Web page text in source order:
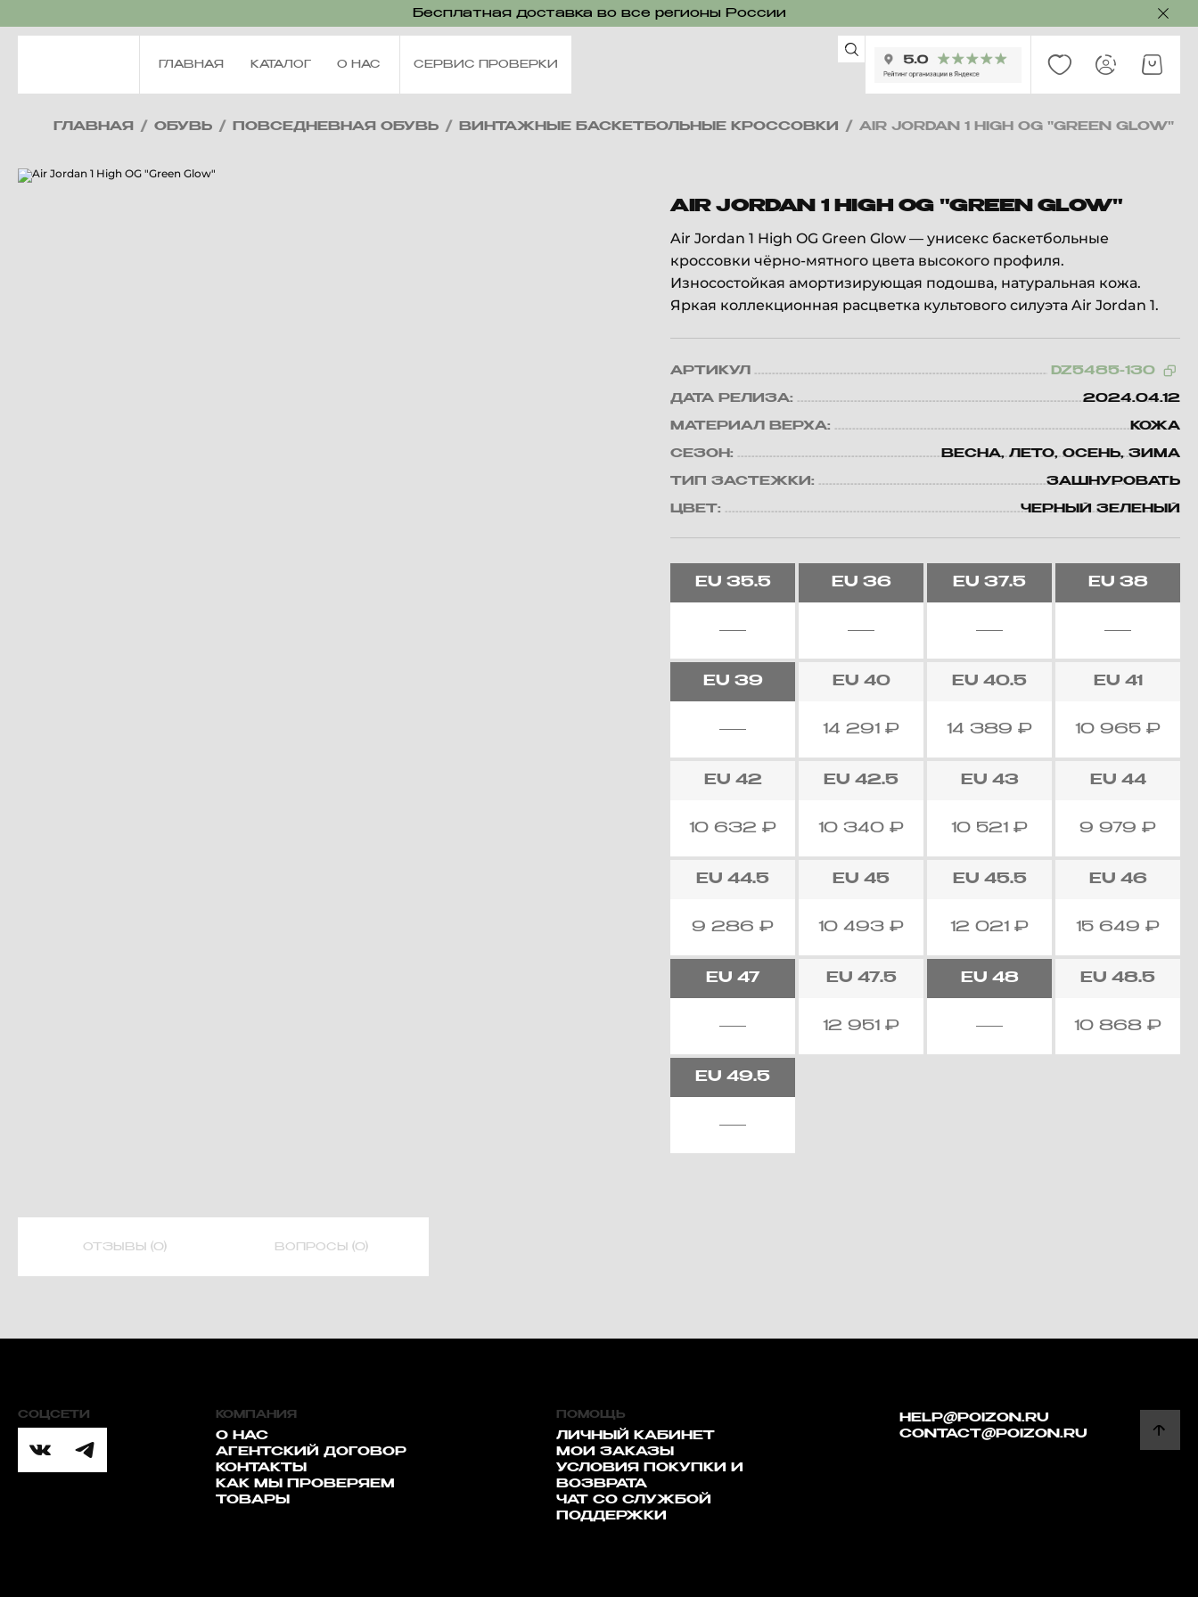
Бесплатная доставка во все регионы России
ГЛАВНАЯ КАТАЛОГ О НАС СЕРВИС ПРОВЕРКИ
ГЛАВНАЯ / ОБУВЬ / ПОВСЕДНЕВНАЯ ОБУВЬ / ВИНТАЖНЫЕ БАСКЕТБОЛЬНЫЕ КРОССОВКИ / AIR JORDAN 1 HIGH OG "GREEN GLOW"
AIR JORDAN 1 HIGH OG "GREEN GLOW"
Air Jordan 1 High OG Green Glow — унисекс баскетбольные
кроссовки чёрно-мятного цвета высокого профиля.
Износостойкая амортизирующая подошва, натуральная кожа.
Яркая коллекционная расцветка культового силуэта Air Jordan 1.
АРТИКУЛ DZ5485-130
ДАТА РЕЛИЗА: 2024.04.12
МАТЕРИАЛ ВЕРХА: КОЖА
СЕЗОН: ВЕСНА, ЛЕТО, ОСЕНЬ, ЗИМА
ТИП ЗАСТЕЖКИ: ЗАШНУРОВАТЬ
ЦВЕТ: ЧЕРНЫЙ ЗЕЛЕНЫЙ
EU 35.5 EU 36 EU 37.5 EU 38
EU 39 EU 40
14 291₽
EU 40.5
14 389₽
EU 41
10 965 ₽
EU 42
10 632₽
EU 42.5
10 340₽
EU 43
10 521₽
EU 44
9 979 ₽
EU 44.5
9 286₽
EU 45
10 493₽
EU 45.5
12 021₽
EU 46
15 649 ₽
EU 47 EU 47.5
12 951₽
EU 48 EU 48.5
10 868 ₽
EU 49.5
ОТЗЫВЫ (0) ВОПРОСЫ (0)
СОЦСЕТИ КОМПАНИЯ
О НАС
АГЕНТСКИЙ ДОГОВОР
КОНТАКТЫ
КАК МЫ ПРОВЕРЯЕМ
ТОВАРЫ
HELP@POIZON.RU
CONTACT@POIZON.RU
ПОМОЩЬ
ЛИЧНЫЙ КАБИНЕТ
МОИ ЗАКАЗЫ
УСЛОВИЯ ПОКУПКИ И
ВОЗВРАТА
ЧАТ СО СЛУЖБОЙ
ПОДДЕРЖКИ